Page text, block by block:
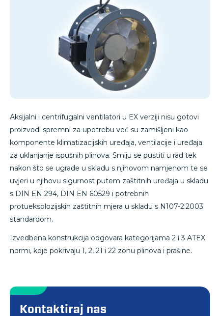
Aksijalni i centrifugalni ventilatori u EX verziji nisu gotovi
proizvodi spremni za upotrebu već su zamišljeni kao
komponente klimatizacijskih uređaja, ventilacije i uređaja
za uklanjanje ispušnih plinova. Smiju se pustiti u rad tek
nakon što se ugrade u skladu s njihovom namjenom te se
uvjeri u njihovu sigurnost putem zaštitnih uređaja u skladu
s DIN EN 294, DIN EN 60529 i potrebnih
protueksplozijskih zaštitnih mjera u skladu s N107-2:2003
standardom.
Izvedbena konstrukcija odgovara kategorijama 2 i 3 ATEX
normi, koje pokrivaju 1, 2, 21 i 22 zonu plinova i prašine.
Kontaktiraj nas